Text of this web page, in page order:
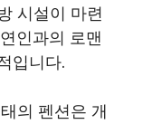
시설이 마련
인과의 로맨
입니다.
의 펜션은 개